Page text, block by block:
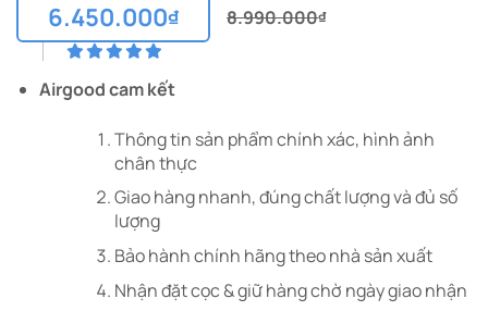
8.990.000₫
Giá
gốc
là:
8.990.000₫.
6.450.000₫
Giá
hiện
tại
là:
6.450.000₫.
Airgood cam kết
Thông tin sản phẩm chính xác, hình ảnh
chân thực
Giao hàng nhanh, đúng chất lượng và đủ số
lượng
Bảo hành chính hãng theo nhà sản xuất
Nhận đặt cọc & giữ hàng chờ ngày giao nhận